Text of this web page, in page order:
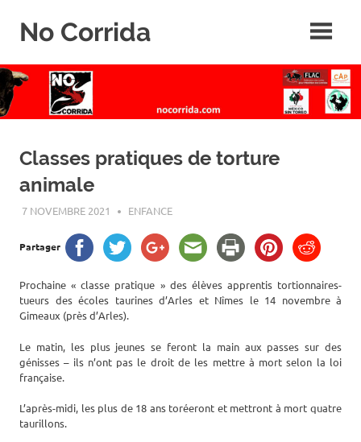
No Corrida
de
la
corrida
Classes pratiques de torture
animale
7 NOVEMBRE 2021 ROGER LAHANA
ENFANCE
Partager
Prochaine « classe pratique » des élèves apprentis tortionnaires-
tueurs des écoles taurines d’Arles et Nîmes le 14 novembre à
Gimeaux (près d’Arles).
Le matin, les plus jeunes se feront la main aux passes sur des
génisses – ils n’ont pas le droit de les mettre à mort selon la loi
française.
L’après-midi, les plus de 18 ans toréeront et mettront à mort quatre
taurillons.